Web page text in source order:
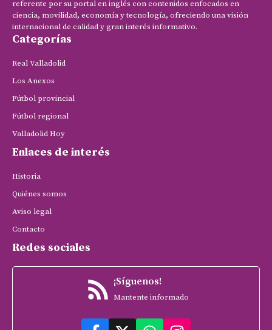
referente por su portal en inglés con contenidos enfocados en
ciencia, movilidad, economía y tecnología, ofreciendo una visión
internacional de calidad y gran interés informativo.
Categorías
Real Valladolid
Los Anexos
Fútbol provincial
Fútbol regional
Valladolid Hoy
Enlaces de interés
Historia
Quiénes somos
Aviso legal
Contacto
Redes sociales
¡Síguenos!
Mantente informado